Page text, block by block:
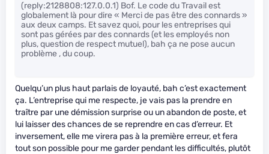
(reply:2128808:127.0.0.1) Bof. Le code du Travail est
globalement là pour dire « Merci de pas être des connards »
aux deux camps. Et savez quoi, pour les entreprises qui
sont pas gérées par des connards (et les employés non
plus, question de respect mutuel), bah ça ne pose aucun
problème , du coup.
Quelqu’un plus haut parlais de loyauté, bah c’est exactement
ça. L’entreprise qui me respecte, je vais pas la prendre en
traître par une démission surprise ou un abandon de poste, et
lui laisser des chances de se reprendre en cas d’erreur. Et
inversement, elle me virera pas à la première erreur, et fera
tout son possible pour me garder pendant les difficultés, plutôt